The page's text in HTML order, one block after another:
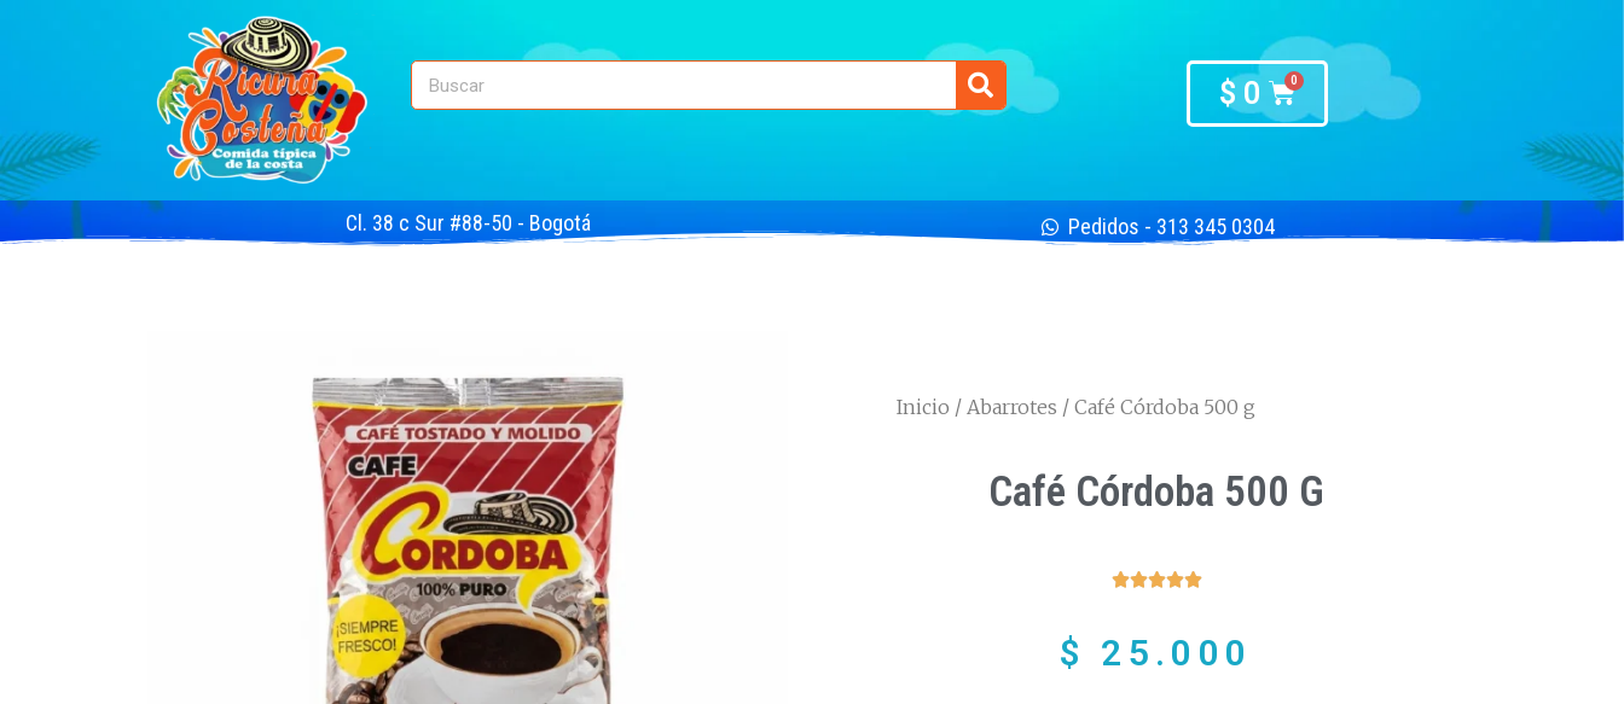
$ 0
Cl. 38 c Sur #88-50 - Bogotá Pedidos - 313 345 0304
Inicio / Abarrotes / Café Córdoba 500 g
Café Córdoba 500 G

$ 25.000